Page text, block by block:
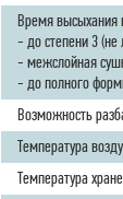
Время высыхания
- до степени 3 (не
- межслойная
- до полного
Возможность
Температура
Температура